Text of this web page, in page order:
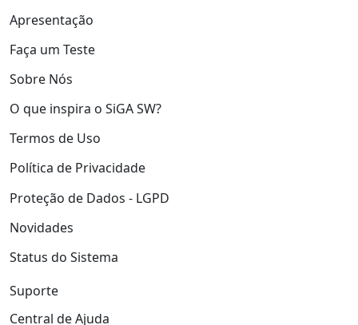
Apresentação
Faça um Teste
Sobre Nós
O que inspira o SiGA SW?
Termos de Uso
Política de Privacidade
Proteção de Dados - LGPD
Novidades
Status do Sistema
Suporte
Central de Ajuda